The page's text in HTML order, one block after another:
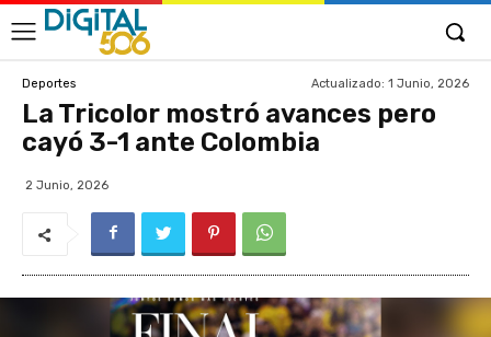
Deportes Actualizado: 1 Junio, 2026
La Tricolor mostró avances pero
cayó 3-1 ante Colombia
2 Junio, 2026